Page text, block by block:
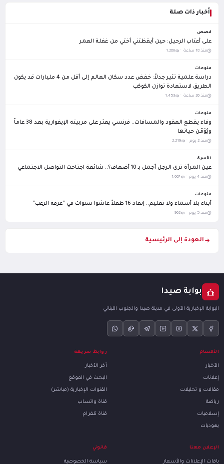
أخبار ذات صلة
قصص
على أعتاب الرحيل: حين أيقظتني أختي من غفلة العمر
منذ 18 ساعة · 1,280
منوعات
دراسة علمية تثير جدلاً: خفض عدد سكان العالم إلى أقل من 4 مليارات قد يكون
الطريق لاستعادة توازن الكوكب
منذ 20 ساعة · 1,453
منوعات
وفاء يقطع العقود والمسافات.. فرنسي يعثر على مربيته الإيفوارية بعد 38 عاماً
ويُؤمّن حياتها
منذ 2 يوم · 2,219
الأسرة
عين المرأة ترى الرجل أجمل بـ 10 أضعاف؟.. شائعة اجتاحت التواصل الاجتماعي
منذ 4 يوم · 1,007
منوعات
أبناء بلا أسماء ولا تعليم.. إنقاذ 16 طفلاً عاشوا سنوات في "غرفة الرعب"
منذ 5 يوم · 902
العودة إلى الرئيسية
بوابة صيدا
البوابة الإخبارية الأولى في مدينة صيدا والجنوب اللبناني
الأقسام
الأخبار
إعلانات
مقالات و تحليلات
رياضة
إسلاميات
يهوديات
روابط سريعة
آخر الأخبار
البحث في الموقع
القنوات الإخبارية (مباشر)
قناة واتساب
قناة تلغرام
الإعلان معنا
باقات الإعلانات والأسعار
قانوني
سياسة الخصوصية